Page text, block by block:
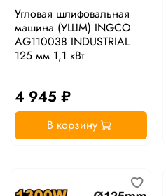
Угловая шлифовальная
машина (УШМ) INGCO
AG110038 INDUSTRIAL
125 мм 1,1 кВт
4 945 ₽
В корзину